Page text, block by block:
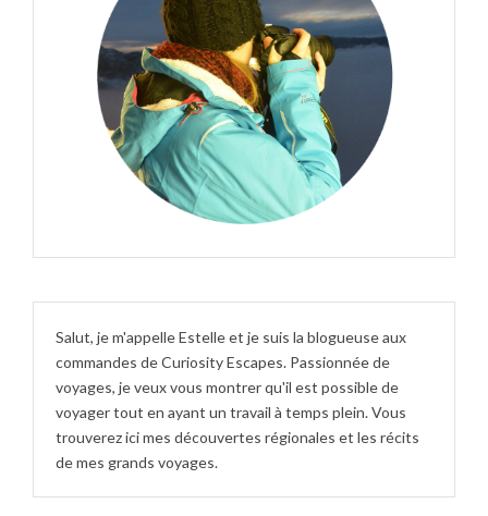
Salut, je m'appelle Estelle et je suis la blogueuse aux
commandes de Curiosity Escapes. Passionnée de
voyages, je veux vous montrer qu'il est possible de
voyager tout en ayant un travail à temps plein. Vous
trouverez ici mes découvertes régionales et les récits
de mes grands voyages.